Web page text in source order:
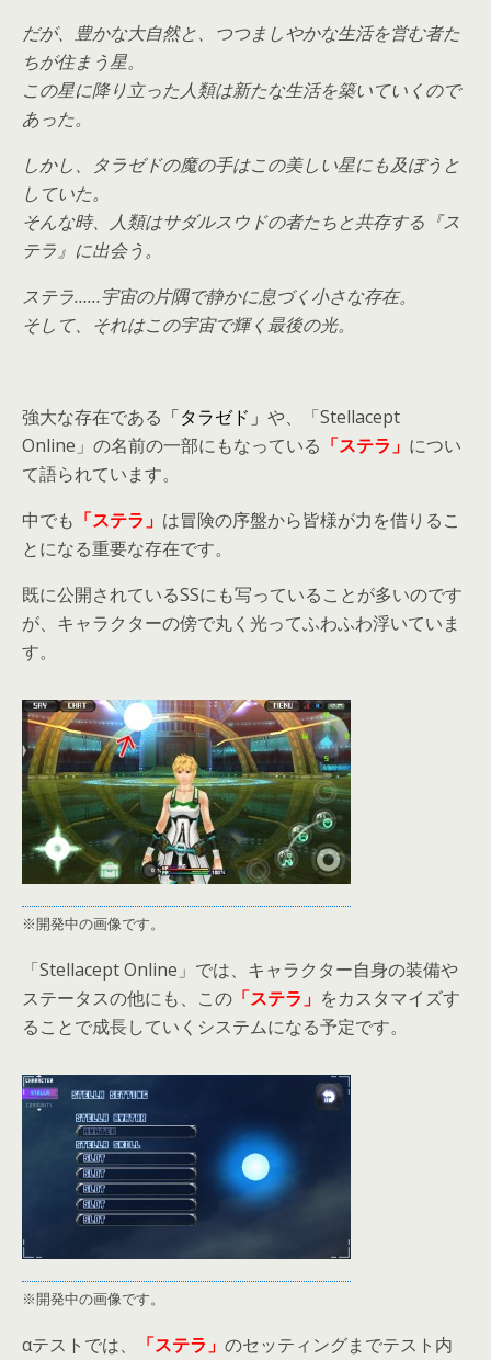
だが、豊かな大自然と、つつましやかな生活を営む者た
ちが住まう星。
この星に降り立った人類は新たな生活を築いていくので
あった。
しかし、タラゼドの魔の手はこの美しい星にも及ぼうと
していた。
そんな時、人類はサダルスウドの者たちと共存する『ス
テラ』に出会う。
ステラ……宇宙の片隅で静かに息づく小さな存在。
そして、それはこの宇宙で輝く最後の光。
強大な存在である 「タラゼド」 や、「Stellacept
Online」の名前の一部にもなっている 「ステラ」 につい
て語られています。
中でも 「ステラ」 は冒険の序盤から皆様が力を借りるこ
とになる重要な存在です。
既に公開されているSSにも写っていることが多いのです
が、キャラクターの傍で丸く光ってふわふわ浮いていま
す。
※開発中の画像です。
「Stellacept Online」では、キャラクター自身の装備や
ステータスの他にも、この 「ステラ」 をカスタマイズす
ることで成長していくシステムになる予定です。
※開発中の画像です。
αテストでは、 「ステラ」 のセッティングまでテスト内